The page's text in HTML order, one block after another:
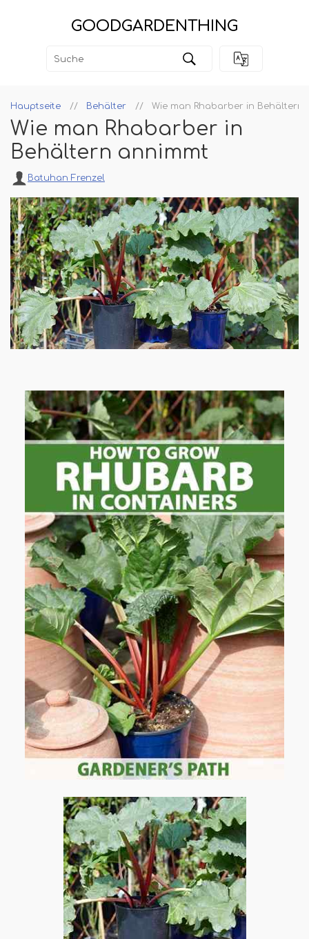
GOODGARDENTHING
Hauptseite Behälter Wie man Rhabarber in Behältern
Wie man Rhabarber in
Behältern annimmt
Batuhan Frenzel